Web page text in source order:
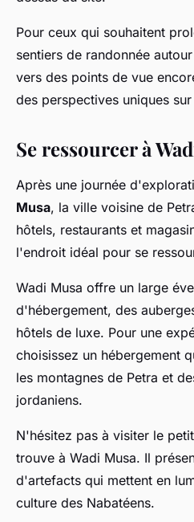
Pour ceux qui souhaitent
sentiers de randonnée
vers des points de vue
des perspectives uniques
Se ressourcer à
Après une journée
Musa, la ville voisine de
hôtels, restaurants et
l'endroit idéal pour se
Wadi Musa offre un large
d'hébergement, des
hôtels de luxe. Pour une
choisissez un hébergement
les montagnes de Petra et
jordaniens.
N'hésitez pas à visiter le
trouve à Wadi Musa. Il
d'artefacts qui mettent en
culture des Nabatéens.